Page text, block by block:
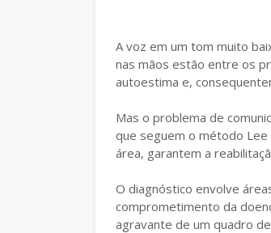
A voz em um tom muito
nas mãos estão entre os
autoestima e,
Mas o problema de
que seguem o método
área, garantem a
O diagnóstico envolve
comprometimento da
agravante de um quadro